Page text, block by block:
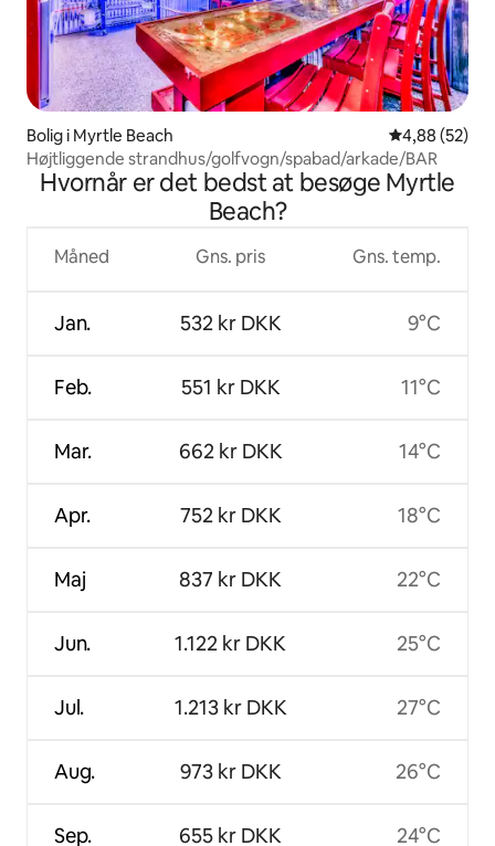
Bolig i Myrtle Beach 4,88 ud af 5 i
4,88 (52)
Højtliggende strandhus/golfvogn/spabad/arkade/BAR
Hvornår er det bedst at besøge Myrtle
Beach?
Måned
Jan.
Feb.
Mar.
Apr.
Maj
Jun.
Jul.
Aug.
Sep.
Gns. pris
532 kr DKK
551 kr DKK
662 kr DKK
752 kr DKK
837 kr DKK
1.122 kr DKK
1.213 kr DKK
973 kr DKK
655 kr DKK
Gns. temp.
9°C
11°C
14°C
18°C
22°C
25°C
27°C
26°C
24°C